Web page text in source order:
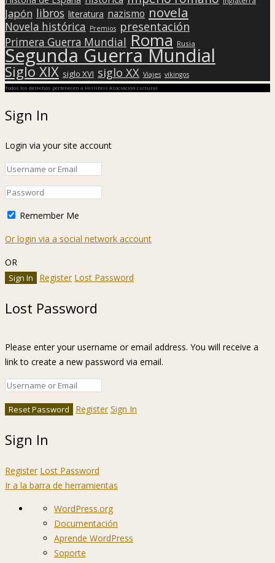
Japón libros literatura nazismo novela
Novela histórica Premios presentación
Primera Guerra Mundial Roma Rusia
Segunda Guerra Mundial
Siglo XIX siglo XVI siglo XX Viajes vikingos
Todos los derechos pertenecen a Hislibris Asociación cultural
Sign In
Login via your site account
Remember Me
Or login via a social network account
OR
Register Lost Password
Lost Password
Please enter your username or email address. You will receive a
link to create a new password via email.
Register Sign In
Sign In
Register Lost Password
Ir a la barra de herramientas
Acerca
WordPress
WordPress.org
Documentación
Aprende WordPress
Soporte